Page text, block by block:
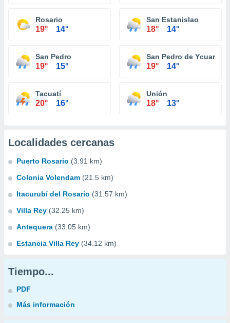
Rosario
19° 14°
San Estanislao
18° 14°
San Pedro
19° 15°
San Pedro de
19° 14°
Tacuatí
20° 16°
Unión
18° 13°
Localidades cercanas
Puerto Rosario (3.91 km)
Colonia Volendam (21.5 km)
Itacurubí del Rosario (31.57 km)
Villa Rey (32.25 km)
Antequera (33.05 km)
Estancia Villa Rey (34.12 km)
Tiempo...
PDF
Más información